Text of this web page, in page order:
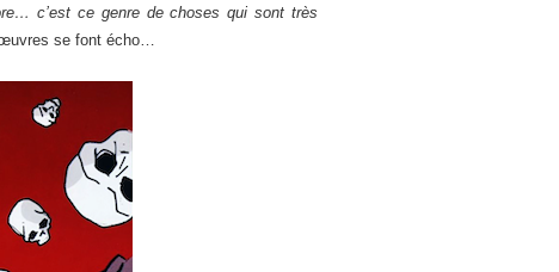
c’est ce genre de choses qui sont très
œuvres se font écho…